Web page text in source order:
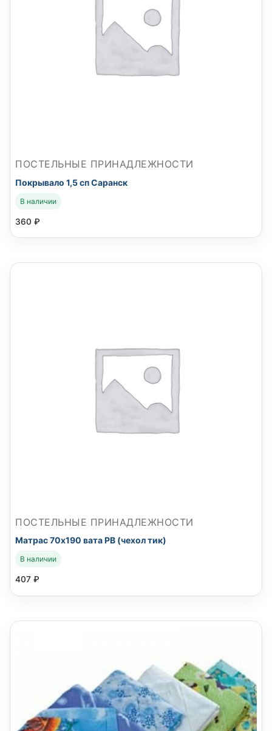
ПОСТЕЛЬНЫЕ ПРИНАДЛЕЖНОСТИ
Покрывало 1,5 сп Саранск
В наличии
360 ₽
ПОСТЕЛЬНЫЕ ПРИНАДЛЕЖНОСТИ
Матрас 70х190 вата РВ (чехол тик)
В наличии
407 ₽